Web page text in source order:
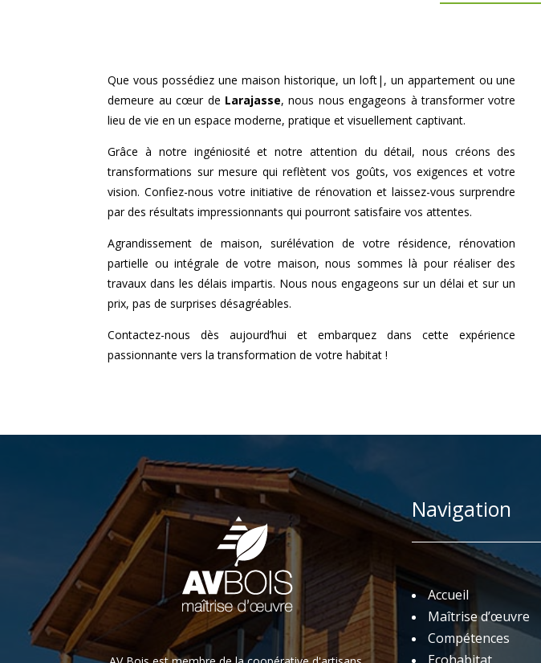
Que vous possédiez une maison historique, un loft|, un appartement ou une
demeure au cœur de Larajasse, nous nous engageons à transformer votre
lieu de vie en un espace moderne, pratique et visuellement captivant.
Grâce à notre ingéniosité et notre attention du détail, nous créons des
transformations sur mesure qui reflètent vos goûts, vos exigences et votre
vision. Confiez-nous votre initiative de rénovation et laissez-vous surprendre
par des résultats impressionnants qui pourront satisfaire vos attentes.
Agrandissement de maison, surélévation de votre résidence, rénovation
partielle ou intégrale de votre maison, nous sommes là pour réaliser des
travaux dans les délais impartis. Nous nous engageons sur un délai et sur un
prix, pas de surprises désagréables.
Contactez-nous dès aujourd’hui et embarquez dans cette expérience
passionnante vers la transformation de votre habitat !
Navigation
Accueil
Maîtrise d’œuvre
Compétences